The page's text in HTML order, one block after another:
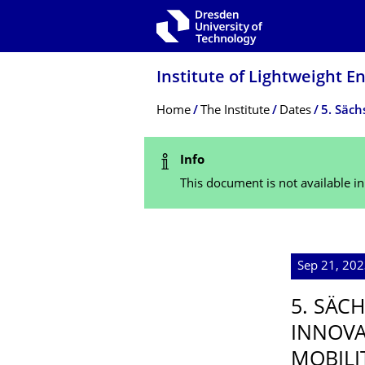
Institute of Lightweight
Breadcrumb Menu
Home The Institute Dates 5.
Status Message
Info
This document is not available
Sep 21,
5.